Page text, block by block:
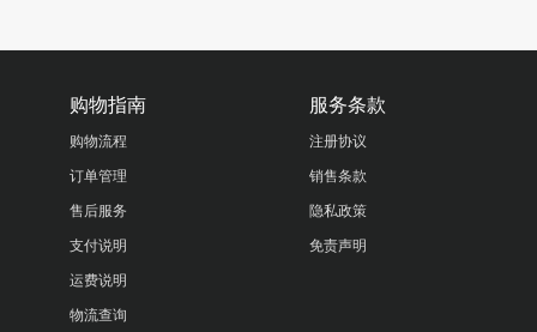
购物指南
购物流程
订单管理
售后服务
支付说明
运费说明
物流查询
服务条款
注册协议
销售条款
隐私政策
免责声明